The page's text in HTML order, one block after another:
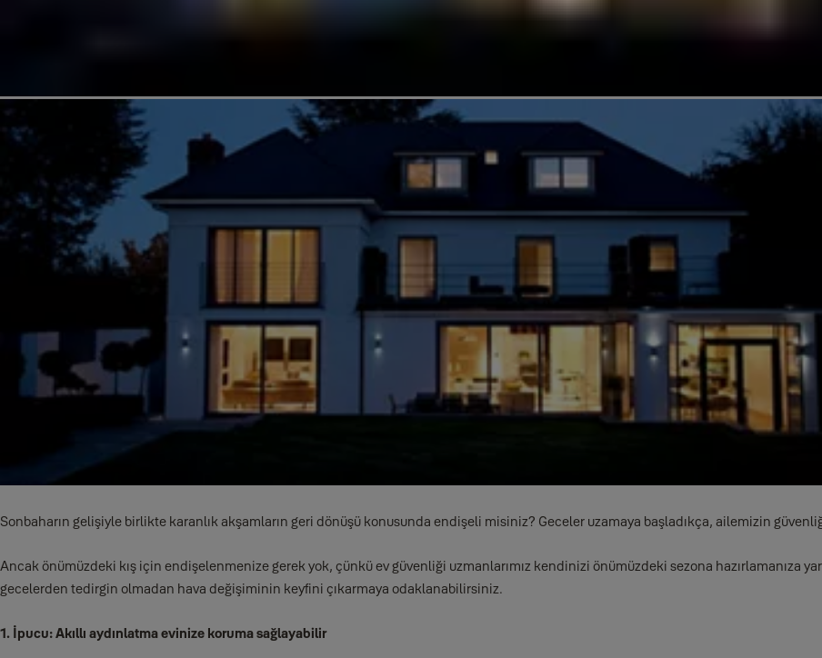
Sonbaharın gelişiyle birlikte karanlık akşamların geri dönüşü konusunda endişeli misiniz? Geceler uzamaya başladıkça, ailemizin
Ancak önümüzdeki kış için endişelenmenize gerek yok, çünkü ev güvenliği uzmanlarımız kendinizi önümüzdeki sezona hazırlamanıza
gecelerden tedirgin olmadan hava değişiminin keyfini çıkarmaya odaklanabilirsiniz.
1. İpucu: Akıllı aydınlatma evinize koruma sağlayabilir